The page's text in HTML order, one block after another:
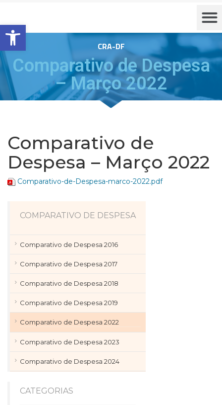
Barra de Ferramentas Aberta
CRA-DF
Comparativo de Despesa
– Março 2022
Comparativo de
Despesa – Março 2022
Comparativo-de-Despesa-marco-2022.pdf
COMPARATIVO DE DESPESA
Comparativo de Despesa 2016
Comparativo de Despesa 2017
Comparativo de Despesa 2018
Comparativo de Despesa 2019
Comparativo de Despesa 2022
Comparativo de Despesa 2023
Comparativo de Despesa 2024
CATEGORIAS